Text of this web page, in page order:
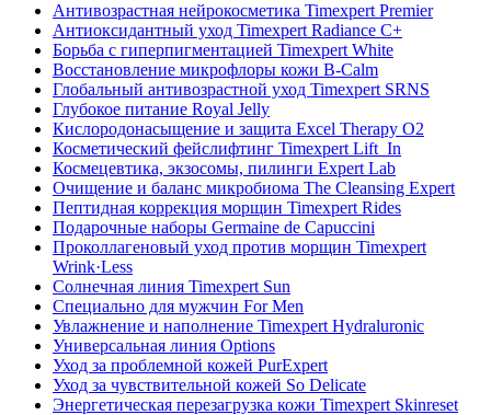
Антивозрастная нейрокосметика Timexpert Premier
Антиоксидантный уход Timexpert Radiance C+
Борьба с гиперпигментацией Timexpert White
Восстановление микрофлоры кожи B-Calm
Глобальный антивозрастной уход Timexpert SRNS
Глубокое питание Royal Jelly
Кислородонасыщение и защита Excel Therapy O2
Косметический фейслифтинг Timexpert Lift_In
Космецевтика, экзосомы, пилинги Expert Lab
Очищение и баланс микробиома The Cleansing Expert
Пептидная коррекция морщин Timexpert Rides
Подарочные наборы Germaine de Capuccini
Проколлагеновый уход против морщин Timexpert
Wrink·Less
Солнечная линия Timexpert Sun
Специально для мужчин For Men
Увлажнение и наполнение Timexpert Hydraluronic
Универсальная линия Options
Уход за проблемной кожей PurExpert
Уход за чувствительной кожей So Delicate
Энергетическая перезагрузка кожи Timexpert Skinreset